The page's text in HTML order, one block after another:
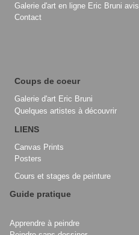
Galerie d'art en ligne Eric Bruni avis
Contact
Coups de coeur
Galerie d'art Eric Bruni
Quelques artistes à découvrir
LIENS
Canvas Prints
Posters
Cours et stages de peinture
Guide pratique
Apprendre à peindre